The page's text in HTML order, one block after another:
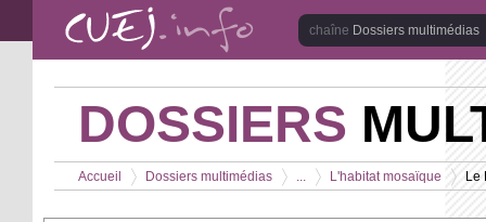
Aller au contenu principal
Dossiers multimédias
DOSSIERS
Vous êtes ici
Accueil
>
Dossiers multimédias
>
...
>
L'habitat mosaïque
>
Le